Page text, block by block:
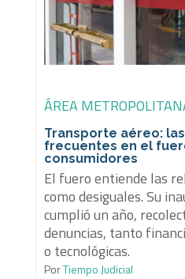
ÁREA
Transporte aéreo:
frecuentes en el
consumidores
El fuero entiende las
como desiguales. Su
cumplió un año,
denuncias, tanto
o tecnológicas.
PorTiempo Judicial